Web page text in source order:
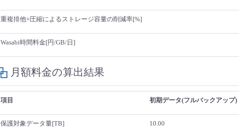
重複排他+圧縮によるストレージ容量の削減率[%]
Wasabi時間料金[円/GB/日]
月額料金の算出結果
項目 初期データ(フルバックアップ)
保護対象データ量[TB] 10.00